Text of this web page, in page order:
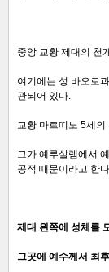
중앙 교황 제대의 천
여기에는 성 바오로
관되어 있다.
교황 마르띠노 5세
그가 예루살렘에서
공적 때문이라고 한
제대 왼쪽에 성체를
그곳에 예수께서 최